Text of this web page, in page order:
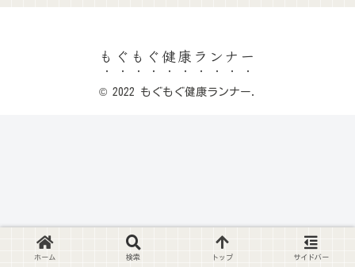
もぐもぐ健康ランナー
© 2022 もぐもぐ健康ランナー.
ホーム 検索 トップ サイドバー